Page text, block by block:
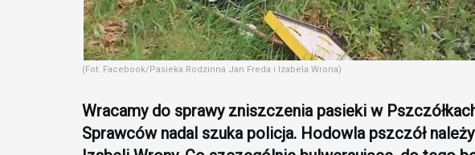
(Fot. Facebook/Pasieka Rodzinna Jan Freda i Izabela Wrona)
Wracamy do sprawy zniszczenia pasieki w
Sprawców nadal szuka policja. Hodowla pszczół